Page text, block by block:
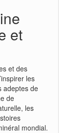
et
et des
les
adeptes de
de
les
mondial.